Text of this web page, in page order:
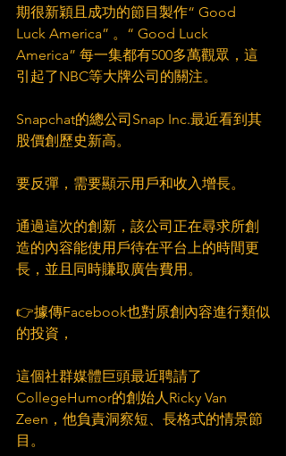
期很新穎且成功的節目製作“ Good
Luck America” 。“ Good Luck
America” 每一集都有500多萬觀眾，這
引起了NBC等大牌公司的關注。
Snapchat的總公司Snap Inc.最近看到其
股價創歷史新高。
要反彈，需要顯示用戶和收入增長。
通過這次的創新，該公司正在尋求所創
造的內容能使用戶待在平台上的時間更
長，並且同時賺取廣告費用。
👉據傳Facebook也對原創內容進行類似
的投資，
這個社群媒體巨頭最近聘請了
CollegeHumor的創始人Ricky Van
Zeen，他負責洞察短、長格式的情景節
目。